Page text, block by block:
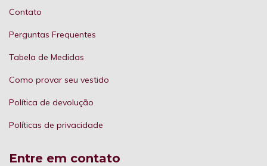
Contato
Perguntas Frequentes
Tabela de Medidas
Como provar seu vestido
Política de devolução
Políticas de privacidade
Entre em contato